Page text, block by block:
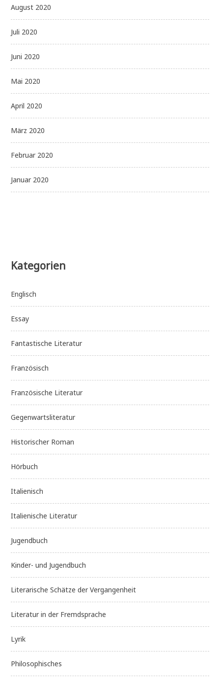
August 2020
Juli 2020
Juni 2020
Mai 2020
April 2020
März 2020
Februar 2020
Januar 2020
Kategorien
Englisch
Essay
Fantastische Literatur
Französisch
Französische Literatur
Gegenwartsliteratur
Historischer Roman
Hörbuch
Italienisch
Italienische Literatur
Jugendbuch
Kinder- und Jugendbuch
Literarische Schätze der Vergangenheit
Literatur in der Fremdsprache
Lyrik
Philosophisches